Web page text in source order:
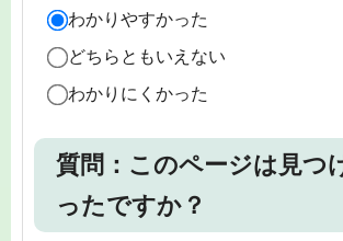
わかりやすかった
どちらともいえない
わかりにくかった
質問：このページは見つ
ったですか？